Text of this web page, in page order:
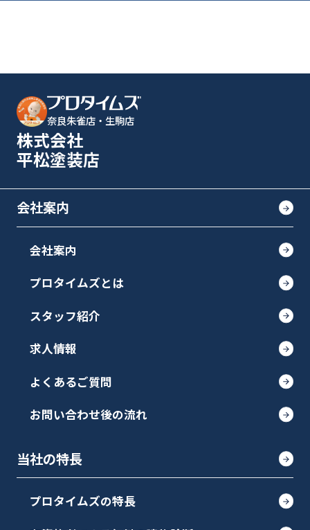
奈良朱雀店・生駒店
株式会社
平松塗装店
会社案内
会社案内
プロタイムズとは
スタッフ紹介
求人情報
よくあるご質問
お問い合わせ後の流れ
当社の特長
プロタイムズの特長